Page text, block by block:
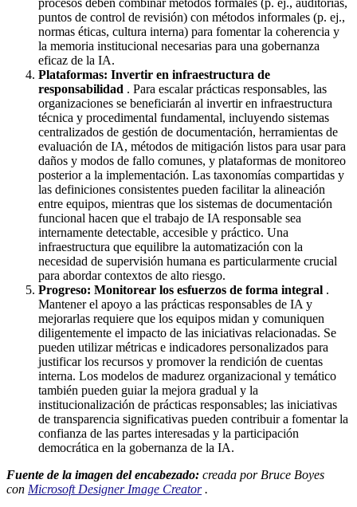
puntos de control de revisión) con métodos informales (p. ej.,
normas éticas, cultura interna) para fomentar la coherencia y
la memoria institucional necesarias para una gobernanza
eficaz de la IA.
Plataformas: Invertir en infraestructura de
responsabilidad . Para escalar prácticas responsables, las
organizaciones se beneficiarán al invertir en infraestructura
técnica y procedimental fundamental, incluyendo sistemas
centralizados de gestión de documentación, herramientas de
evaluación de IA, métodos de mitigación listos para usar para
daños y modos de fallo comunes, y plataformas de monitoreo
posterior a la implementación. Las taxonomías compartidas y
las definiciones consistentes pueden facilitar la alineación
entre equipos, mientras que los sistemas de documentación
funcional hacen que el trabajo de IA responsable sea
internamente detectable, accesible y práctico. Una
infraestructura que equilibre la automatización con la
necesidad de supervisión humana es particularmente crucial
para abordar contextos de alto riesgo.
Progreso: Monitorear los esfuerzos de forma integral .
Mantener el apoyo a las prácticas responsables de IA y
mejorarlas requiere que los equipos midan y comuniquen
diligentemente el impacto de las iniciativas relacionadas. Se
pueden utilizar métricas e indicadores personalizados para
justificar los recursos y promover la rendición de cuentas
interna. Los modelos de madurez organizacional y temático
también pueden guiar la mejora gradual y la
institucionalización de prácticas responsables; las iniciativas
de transparencia significativas pueden contribuir a fomentar la
confianza de las partes interesadas y la participación
democrática en la gobernanza de la IA.
Fuente de la imagen del encabezado: creada por Bruce Boyes
con Microsoft Designer Image Creator.